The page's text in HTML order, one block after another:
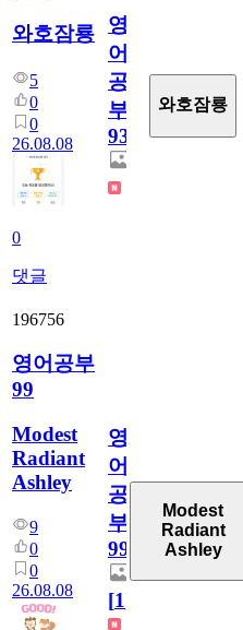
와호잠룡
5
0
0
26.08.08
0
댓글
영
어
공
부
931
와호잠룡
196756
영어공부
99
Modest
Radiant
Ashley
9
0
0
26.08.08
영
어
공
부
99
[1]
Modest
Radiant
Ashley